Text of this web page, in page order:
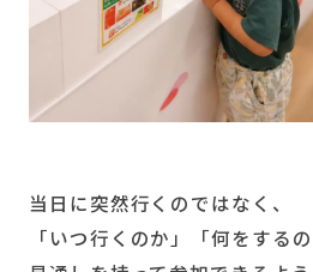
当日に突然行くのではなく、
「いつ行くのか」「何をする